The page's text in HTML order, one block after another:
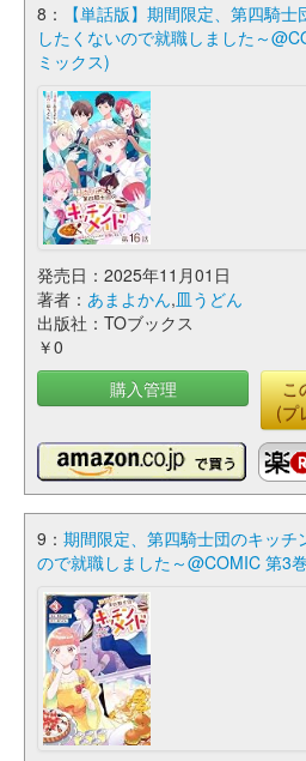
8：
【単話版】期間限定、第四騎
したくないので就職しました～
ミックス)
発売日：2025年11月01日
著者： あまよかん,皿うどん
出版社：TOブックス
￥0
購入管理
こ
(プ
9： 期間限定、第四騎士団のキッ
ので就職しました～@COMIC 第3